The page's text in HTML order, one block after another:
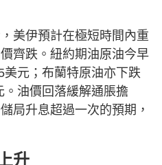
美伊預計在極短時間內重
齊跌。紐約期油原油今早
元；布蘭特原油亦下跌
油價回落緩解通脹擔
局升息超過一次的預期，
升